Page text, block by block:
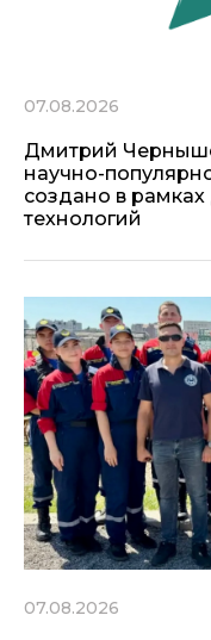
07.08.2026
Дмитрий
научно-
создано в рамках
технологий
07.08.2026